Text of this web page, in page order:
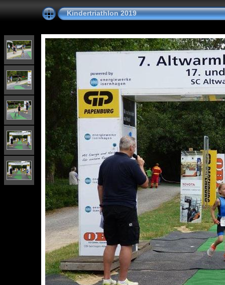
Kindertriathlon 2019